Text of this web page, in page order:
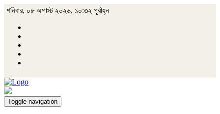
শনিবার, ০৮ অগাস্ট ২০২৬, ১০:৩২ পূর্বাহ্ন
Toggle navigation